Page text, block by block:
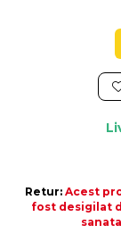
Retur: Acest
fost desigilat